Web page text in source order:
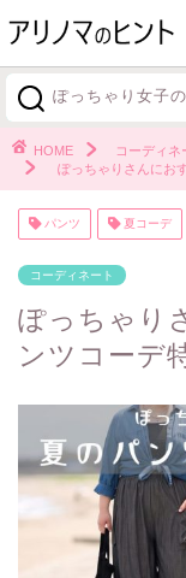
ぽっちゃり女子
HOME
コーディネ
ぽっちゃりさんにお
パンツ 夏コーデ
コーディネート
ぽっちゃり
ンツコーデ